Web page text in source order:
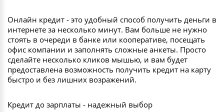
Онлайн кредит - это удобный способ получить деньги в
интернете за несколько минут. Вам больше не нужно
стоять в очереди в банке или кооперативе, посещать
офис компании и заполнять сложные анкеты. Просто
сделайте несколько кликов мышью, и вам будет
предоставлена возможность получить кредит на карту
быстро и без лишних возражений.
Кредит до зарплаты - надежный выбор